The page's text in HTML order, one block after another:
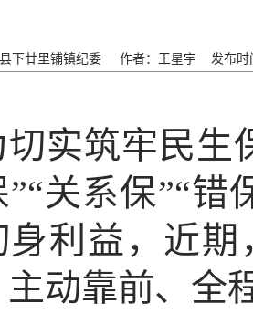
下廿里铺镇纪委 作者：王星宇 发布
切实筑牢民生
”“关系保”“
身利益，近
主动靠前、全